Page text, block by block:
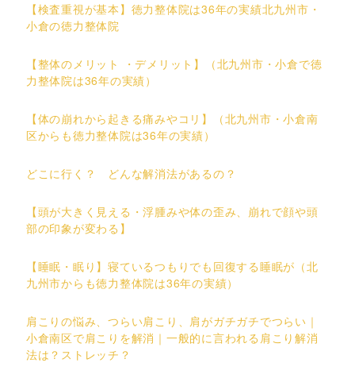
【検査重視が基本】徳力整体院は36年の実績北九州市・
小倉の徳力整体院
【整体のメリット ・デメリット】（北九州市・小倉で徳
力整体院は36年の実績）
【体の崩れから起きる痛みやコリ】（北九州市・小倉南
区からも徳力整体院は36年の実績）
どこに行く？ どんな解消法があるの？
【頭が大きく見える・浮腫みや体の歪み、崩れで顔や頭
部の印象が変わる】
【睡眠・眠り】寝ているつもりでも回復する睡眠が（北
九州市からも徳力整体院は36年の実績）
肩こりの悩み、つらい肩こり、肩がガチガチでつらい｜
小倉南区で肩こりを解消｜一般的に言われる肩こり解消
法は？ストレッチ？